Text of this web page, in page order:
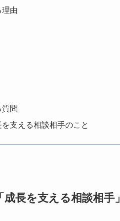
由
問
支える相談相手のこと
長を支える相談相手」